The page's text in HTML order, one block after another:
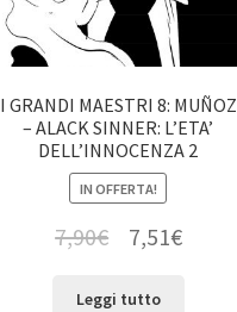
I GRANDI MAESTRI 8: MUÑOZ
– ALACK SINNER: L’ETA’
DELL’INNOCENZA 2
IN OFFERTA!
7,90€ 7,51€
Leggi tutto